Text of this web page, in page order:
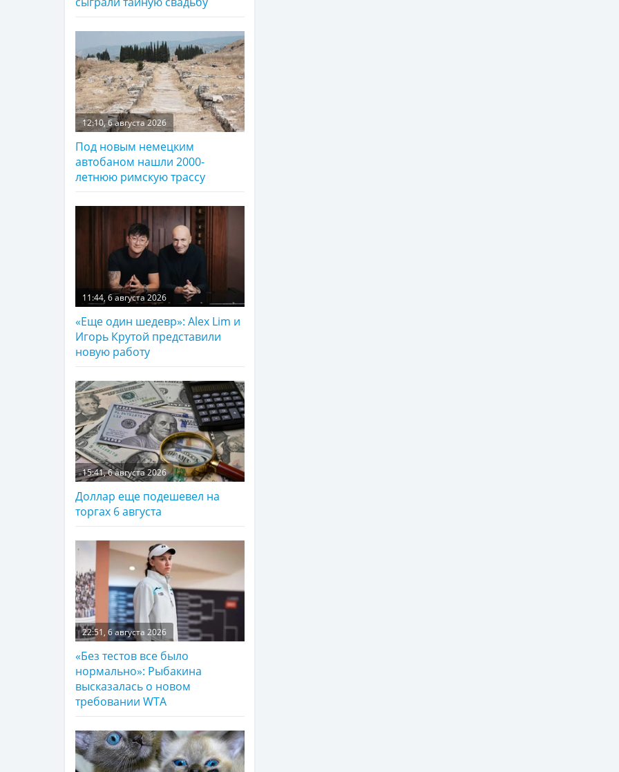
12:10, 6 августа 2026
Под новым немецким
автобаном нашли 2000-
летнюю римскую трассу
11:44, 6 августа 2026
«Еще один шедевр»: Alex Lim и
Игорь Крутой представили
новую работу
15:41, 6 августа 2026
Доллар еще подешевел на
торгах 6 августа
22:51, 6 августа 2026
«Без тестов все было
нормально»: Рыбакина
высказалась о новом
требовании WTA